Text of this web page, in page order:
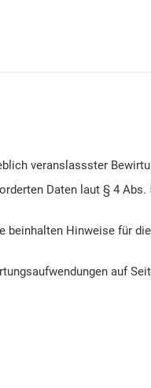
veranslassster
Daten laut § 4 Abs.
beinhalten Hinweise für die
auf